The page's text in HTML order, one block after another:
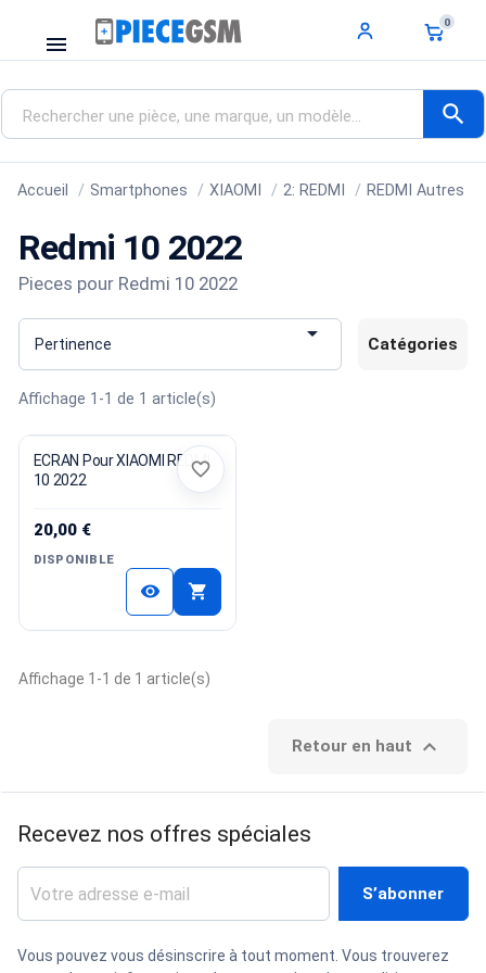
menu
0
search
Accueil Smartphones XIAOMI 2: REDMI REDMI Autres
Redmi 10 2022
Pieces pour Redmi 10 2022
Pertinence  Catégories
Affichage 1-1 de 1 article(s)
ECRAN Pour XIAOMI REDMI
10 2022
20,00 €
DISPONIBLE
visibility shopping_cart
favorite_border
Affichage 1-1 de 1 article(s)
Retour en haut 
Recevez nos offres spéciales
Vous pouvez vous désinscrire à tout moment. Vous trouverez